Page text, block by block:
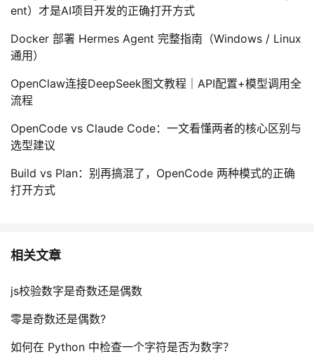
ent）才是AI项目开发的正确打开方式
Docker 部署 Hermes Agent 完整指南（Windows / Linux
通用）
OpenClaw连接DeepSeek图文教程｜API配置+模型调用全
流程
OpenCode vs Claude Code：一文看懂两者的核心区别与
选型建议
Build vs Plan：别再搞混了，OpenCode 两种模式的正确
打开方式
相关文章
js校验数字是奇数还是偶数
零是奇数还是偶数?
如何在 Python 中检查一个字符是否为数字？